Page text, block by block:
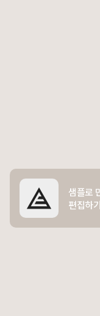
샘플로
편집하